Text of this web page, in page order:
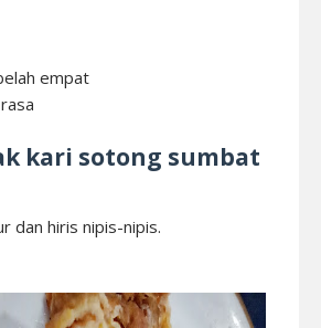
empat
kari sotong sumbat
dan hiris nipis-nipis.